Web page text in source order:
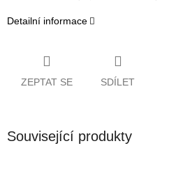
Detailní informace
ZEPTAT SE SDÍLET
Související produkty